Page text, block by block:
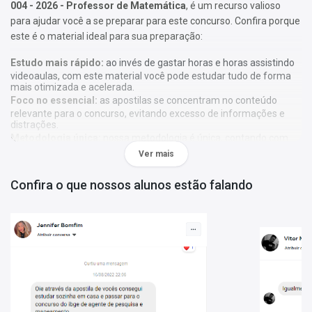
004 - 2026 - Professor de Matemática, é um recurso valioso
para ajudar você a se preparar para este concurso. Confira porque
este é o material ideal para sua preparação:
Estudo mais rápido: ao invés de gastar horas e horas assistindo
videoaulas, com este material você pode estudar tudo de forma
mais otimizada e acelerada.
Foco no essencial: as apostilas se concentram no conteúdo
relevante para o concurso, evitando excesso de informações e
distrações.
Metodologia única:
diversos recursos de aprendizagem que irão acelerar seu
aprendizado, gráficos, tabelas e destaques do que é mais
004 - 2026 - Professor de Matemática
com o edital 004 - 2026, por professores especializados em cada
bibliografia indicada no edital. Os conteúdos são tratados com
Ver mais
Confira o que nossos alunos estão falando